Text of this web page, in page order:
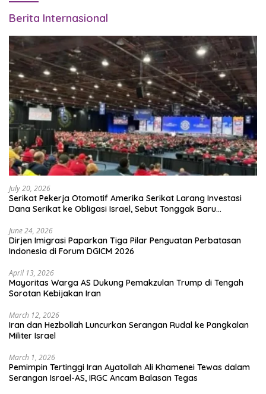
Berita Internasional
July 20, 2026
Serikat Pekerja Otomotif Amerika Serikat Larang Investasi
Dana Serikat ke Obligasi Israel, Sebut Tonggak Baru
June 24, 2026
Dirjen Imigrasi Paparkan Tiga Pilar Penguatan Perbatasan
Indonesia di Forum DGICM 2026
April 13, 2026
Mayoritas Warga AS Dukung Pemakzulan Trump di Tengah
Sorotan Kebijakan Iran
March 12, 2026
Iran dan Hezbollah Luncurkan Serangan Rudal ke Pangkalan
Militer Israel
March 1, 2026
Pemimpin Tertinggi Iran Ayatollah Ali Khamenei Tewas dalam
Serangan Israel-AS, IRGC Ancam Balasan Tegas